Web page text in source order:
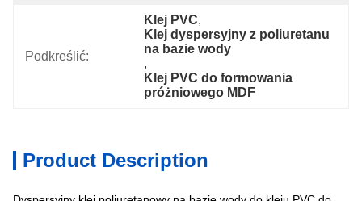
Podkreślić:
Klej PVC,
Klej dyspersyjny z poliuretanu
na bazie wody
,
Klej PVC do formowania
próżniowego MDF
Product Description